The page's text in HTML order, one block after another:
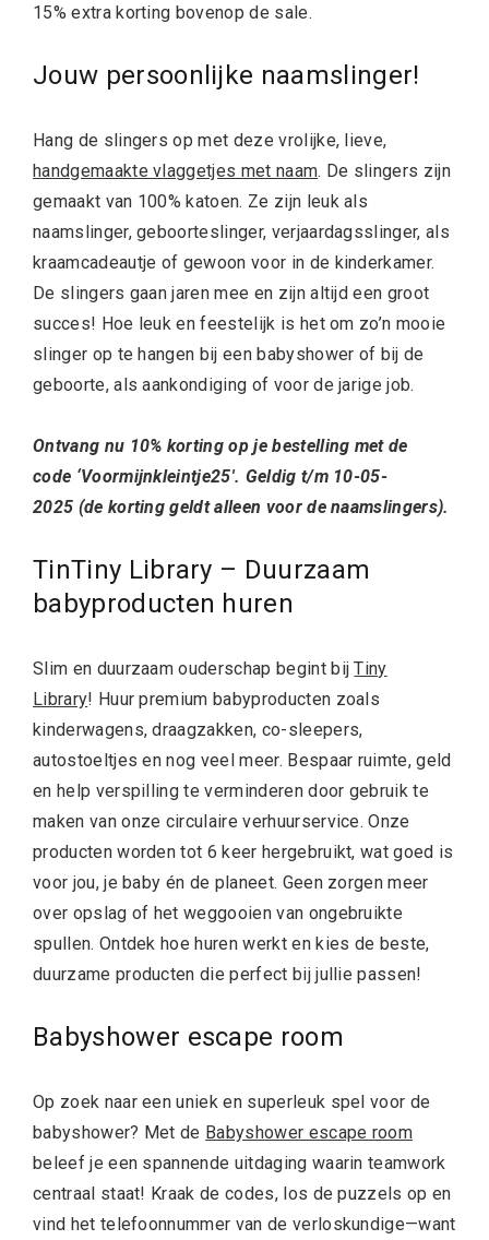
15% extra korting bovenop de sale.
Jouw persoonlijke naamslinger!
Hang de slingers op met deze vrolijke, lieve,
handgemaakte vlaggetjes met naam. De slingers zijn
gemaakt van 100% katoen. Ze zijn leuk als
naamslinger, geboorteslinger, verjaardagsslinger, als
kraamcadeautje of gewoon voor in de kinderkamer.
De slingers gaan jaren mee en zijn altijd een groot
succes! Hoe leuk en feestelijk is het om zo’n mooie
slinger op te hangen bij een babyshower of bij de
geboorte, als aankondiging of voor de jarige job.
Ontvang nu 10% korting op je bestelling met de
code ‘Voormijnkleintje25′. Geldig t/m 10-05-
2025 (de korting geldt alleen voor de naamslingers).
TinTiny Library – Duurzaam
babyproducten huren
Slim en duurzaam ouderschap begint bijTiny
Library! Huur premium babyproducten zoals
kinderwagens, draagzakken, co-sleepers,
autostoeltjes en nog veel meer. Bespaar ruimte, geld
en help verspilling te verminderen door gebruik te
maken van onze circulaire verhuurservice. Onze
producten worden tot 6 keer hergebruikt, wat goed is
voor jou, je baby én de planeet. Geen zorgen meer
over opslag of het weggooien van ongebruikte
spullen. Ontdek hoe huren werkt en kies de beste,
duurzame producten die perfect bij jullie passen!
Babyshower escape room
Op zoek naar een uniek en superleuk spel voor de
babyshower? Met de Babyshower escape room
beleef je een spannende uitdaging waarin teamwork
centraal staat! Kraak de codes, los de puzzels op en
vind het telefoonnummer van de verloskundige—want